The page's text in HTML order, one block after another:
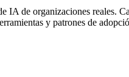
IA de organizaciones reales.
y patrones de